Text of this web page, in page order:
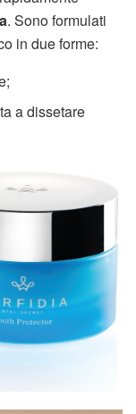
. Sono formulati
in due forme:
a dissetare